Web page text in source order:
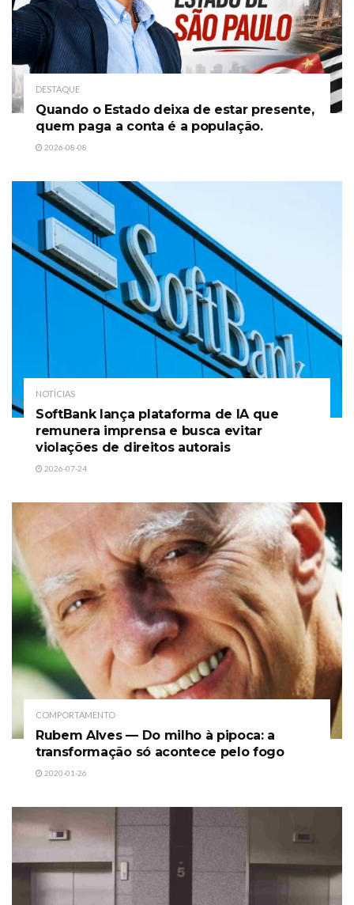
DESTAQUE
Quando o Estado deixa de estar presente,
quem paga a conta é a população.
2026-08-08
NOTÍCIAS
SoftBank lança plataforma de IA que
remunera imprensa e busca evitar
violações de direitos autorais
2026-07-24
COMPORTAMENTO
Rubem Alves — Do milho à pipoca: a
transformação só acontece pelo fogo
2020-01-26